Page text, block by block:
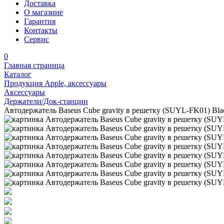
Доставка
О магазине
Гарантия
Контакты
Сервис
0
Главная страница
Каталог
Продукция Apple, аксессуары
Аксессуары
Держатели/Док-станции
Автодержатель Baseus Cube gravity в решетку (SUYL-FK01)